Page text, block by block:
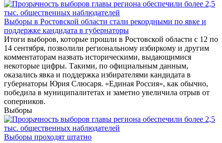
Выборы в Ростовской области стали рекордными по явке и
поддержке кандидата в губернаторы
Итоги выборов, которые прошли в Ростовской области с 12 по
14 сентября, позволили региональному избиркому и другим
комментаторам назвать историческими, выдающимися
некоторые цифры. Такими, по официальным данным,
оказались явка и поддержка избирателями кандидата в
губернаторы Юрия Слюсаря. «Единая Россия», как обычно,
победила в муниципалитетах и заметно увеличила отрыв от
соперников.
Выборы
Выборы проходят штатно